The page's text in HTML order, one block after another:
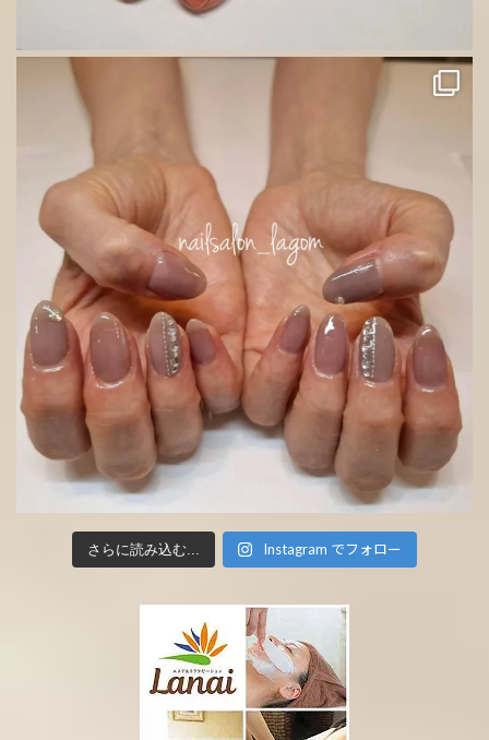
さらに読み込む... Instagram でフォロー